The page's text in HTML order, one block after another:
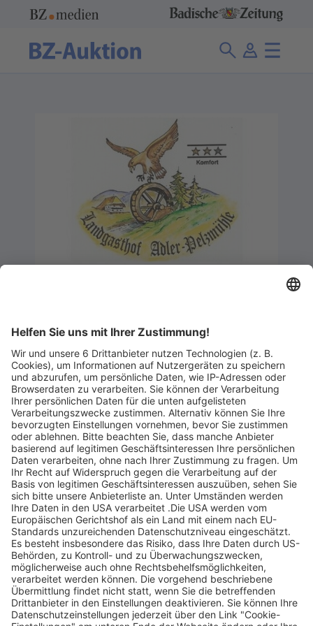
Pelzmühle 1
79215 Biederbach
Telefon: +49 7682 / 255
Email:Adler-Pelzmuehle@t-online.de
Website
Ladenpreis
Abgelaufene Angebote anzeigen Ohne Gebot
Abgelaufene Angebote anzeigen 1 €
Ohne Gebot